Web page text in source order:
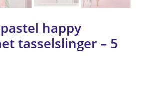
happy
tasselslinger – 5